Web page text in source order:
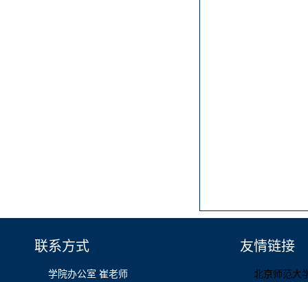
联系方式
学院办公室 崔老师
友情链接
北京师范大